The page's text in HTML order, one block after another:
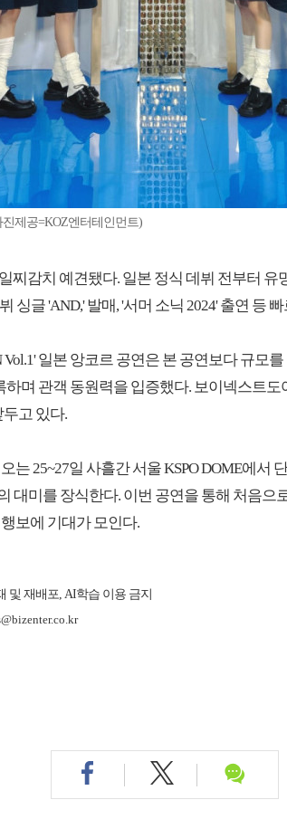
제공=KOZ엔터테인먼트)
찌감치 예견됐다. 일본 정식 데뷔 전부터 유
싱글 'AND,' 발매, '서머 소닉 2024' 출연 등
Vol.1' 일본 앙코르 공연은 본 공연보다 규모
하며 관객 동원력을 입증했다. 보이넥스트도
두고 있다.
는 25~27일 사흘간 서울 KSPO DOME에서
대미를 장식한다. 이번 공연을 통해 처음으
보에 기대가 모인다.
및 재배포, AI학습 이용 금지